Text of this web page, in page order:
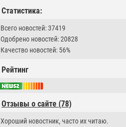
Статистика:
Всего новостей: 37419
Одобрено новостей: 20828
Качество новостей: 56%
Рейтинг
Отзывы о сайте (78)
Хороший новостник, часто их читаю.